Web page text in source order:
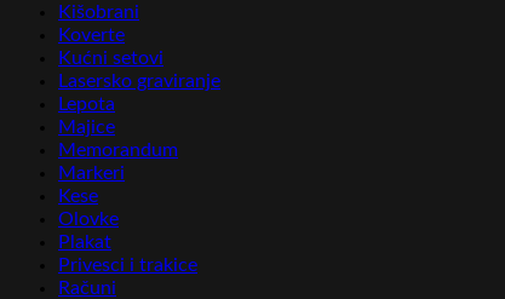
Kišobrani
Koverte
Kućni setovi
Lasersko graviranje
Lepota
Majice
Memorandum
Markeri
Kese
Olovke
Plakat
Privesci i trakice
Računi